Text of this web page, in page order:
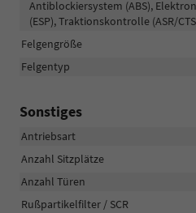
Antiblockiersystem (ABS),
(ESP), Traktionskontrolle (ASR/
Felgengröße
Felgentyp
Sonstiges
Antriebsart
Anzahl Sitzplätze
Anzahl Türen
Rußpartikelfilter / SCR